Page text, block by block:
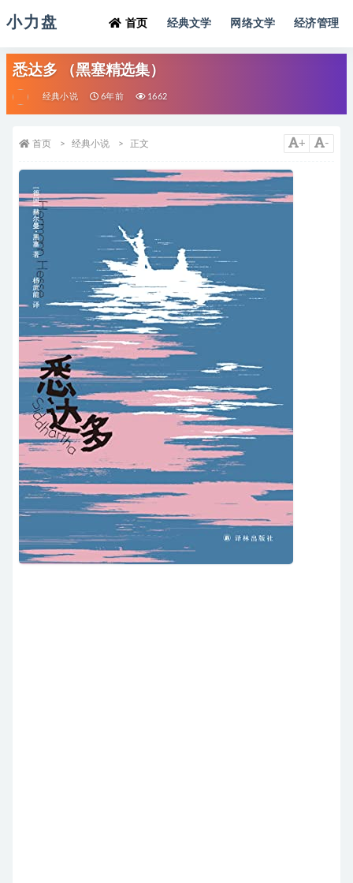
小力盘 首页 经典文学 网络文学 经济管理
悉达多 （黑塞精选集）
经典小说 6年前 1662
+ -
首页 经典小说 正文